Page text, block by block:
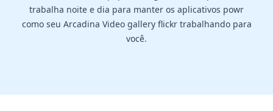
trabalha noite e dia para manter os aplicativos powr
como seu Arcadina Video gallery flickr trabalhando para
você.